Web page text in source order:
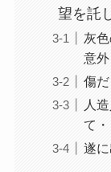
望を託
灰
意
傷
人
て・
遂